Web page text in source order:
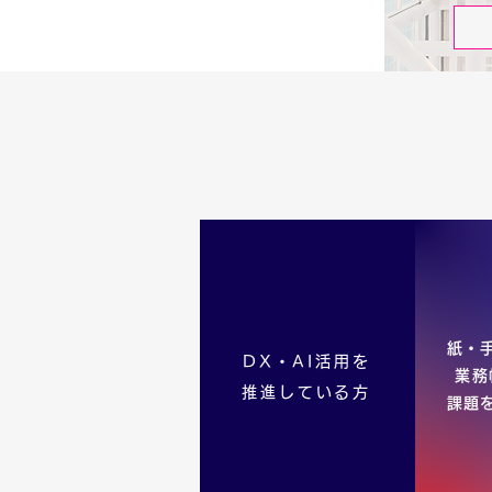
DX・AI活用を
推進している方
紙・
業務
課題